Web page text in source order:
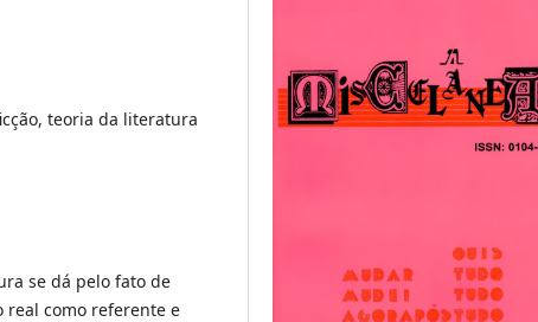
teoria da literatura
se dá pelo fato de
real como referente e